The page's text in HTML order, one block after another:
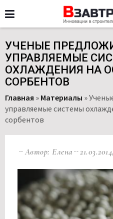
УЧЕНЫЕ
УПРАВЛЯЕМЫЕ
ОХЛАЖДЕНИЯ НА
СОРБЕНТОВ
Главная » Материалы »
управляемые системы
сорбентов
Автор: Елена